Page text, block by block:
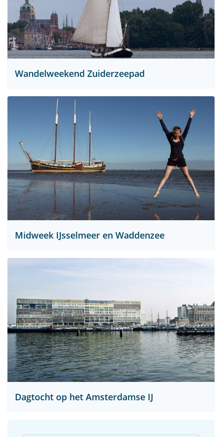
Wandelweekend Zuiderzeepad
Midweek IJsselmeer en Waddenzee
Dagtocht op het Amsterdamse IJ